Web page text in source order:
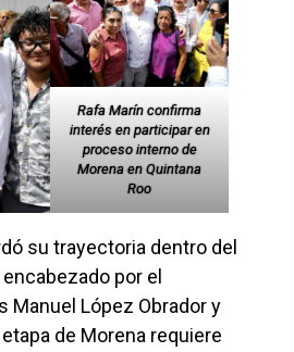
Rafa Marín confirma
interés en participar en
proceso interno de
Morena en Quintana
Roo
su trayectoria dentro del
por el
Manuel López Obrador y
de Morena requiere